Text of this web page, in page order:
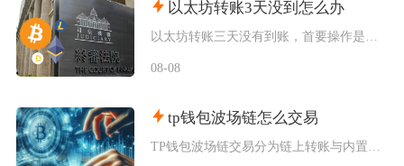
以太坊转账3天没到怎么办
08-08
tp钱包波场链怎么交易